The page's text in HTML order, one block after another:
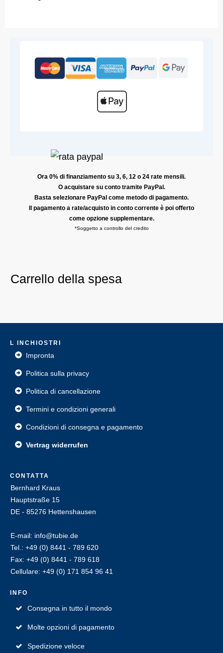
Ora 0% di finanziamento su 3, 6, 12 o 24 rate mensili.
O acquistare su conto tramite PayPal.
Basta selezionare PayPal come metodo di pagamento.
Il pagamento a rate/acquisto in conto corrente è poi offerto
come opzione supplementare.
*Soggetto a controllo del credito
Carrello della spesa
L INCHIOSTRI
Impronta
Politica sulla privacy
Politica di cancellazione
Termini e condizioni generali
Condizioni di consegna e pagamento
Vertrag widerrufen
CONTATTA
Bernhard Kraus
Hauptstraße 15
DE - 85276 Hettenshausen
E-mail: info@tubie.de
Tel.: +49 (0) 8441 - 789 620
Fax: +49 (0) 8441 - 789 618
Cellulare: +49 (0) 171 854 96 41
INFO
Consegna in tutto il mondo
Molte opzioni di pagamento
Spedizione veloce